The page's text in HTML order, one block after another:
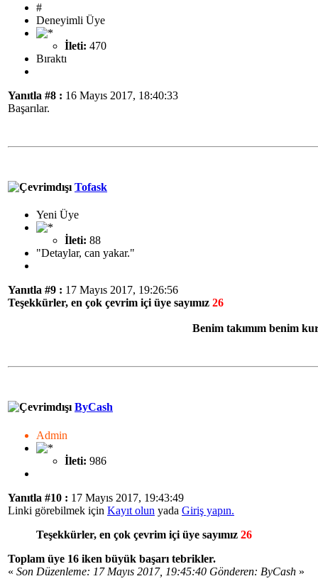
#
Deneyimli Üye
İleti: 470
Bıraktı
Yanıtla #8 : 16 Mayıs 2017, 18:40:33
Başarılar.
Tofask
Yeni Üye
İleti: 88
"Detaylar, can yakar."
Yanıtla #9 : 17 Mayıs 2017, 19:26:56
Teşekkürler, en çok çevrim içi üye sayımız 26
Benim takımım benim
ByCash
Admin
İleti: 986
Yanıtla #10 : 17 Mayıs 2017, 19:43:49
Linki görebilmek için Kayıt olun yada Giriş yapın.
Teşekkürler, en çok çevrim içi üye sayımız 26
Toplam üye 16 iken büyük başarı tebrikler.
« Son Düzenleme: 17 Mayıs 2017, 19:45:40 Gönderen: ByCash »